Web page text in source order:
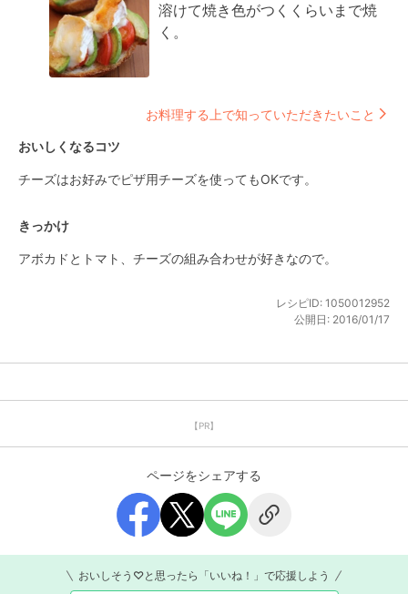
溶けて焼き色がつくくらいまで焼
く。
お料理する上で知っていただきたいこと
おいしくなるコツ
チーズはお好みでピザ用チーズを使ってもOKです。
きっかけ
アボカドとトマト、チーズの組み合わせが好きなので。
レシピID: 1050012952
公開日: 2016/01/17
【PR】
ページをシェアする
おいしそう♡と思ったら「いいね！」で応援しよう